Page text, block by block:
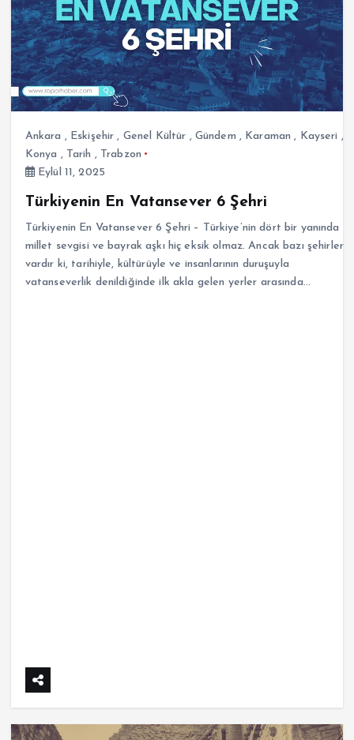
Ankara , Eskişehir , Genel Kültür , Gündem , Karaman , Kayseri ,
Konya , Tarih , Trabzon
Eylül 11, 2025
Türkiyenin En Vatansever 6 Şehri
Türkiyenin En Vatansever 6 Şehri – Türkiye’nin dört bir yanında
millet sevgisi ve bayrak aşkı hiç eksik olmaz. Ancak bazı şehirler
vardır ki, tarihiyle, kültürüyle ve insanlarının duruşuyla
vatanseverlik denildiğinde ilk akla gelen yerler arasında…